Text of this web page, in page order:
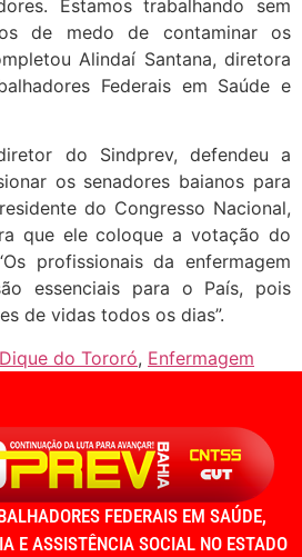
Estamos trabalhando sem
de medo de contaminar os
Alindaí Santana, diretora
Federais em Saúde e
do Sindprev, defendeu a
os senadores baianos para
do Congresso Nacional,
que ele coloque a votação do
profissionais da enfermagem
essenciais para o País, pois
de vidas todos os dias”.
Dique do Tororó, Enfermagem
FEDERAIS EM SAÚDE,
E ASSISTÊNCIA SOCIAL NO ESTADO